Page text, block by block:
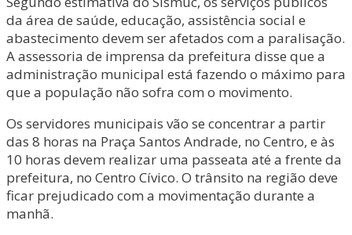
da área de saúde, educação, assistência social e
abastecimento devem ser afetados com a paralisação.
A assessoria de imprensa da prefeitura disse que a
administração municipal está fazendo o máximo para
que a população não sofra com o movimento.
Os servidores municipais vão se concentrar a partir
das 8 horas na Praça Santos Andrade, no Centro, e às
10 horas devem realizar uma passeata até a frente da
prefeitura, no Centro Cívico. O trânsito na região deve
ficar prejudicado com a movimentação durante a
manhã.